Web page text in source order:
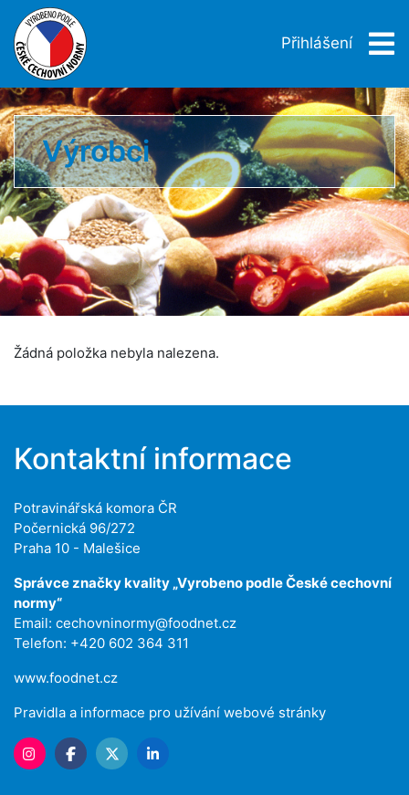
Přihlášení
Výrobci
Žádná položka nebyla nalezena.
Kontaktní informace
Potravinářská komora ČR
Počernická 96/272
Praha 10 - Malešice
Správce značky kvality „Vyrobeno podle České cechovní
normy“
Email: cechovninormy@foodnet.cz
Telefon: +420 602 364 311
www.foodnet.cz
Pravidla a informace pro užívání webové stránky